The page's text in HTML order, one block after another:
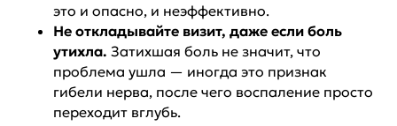
это и опасно, и неэффективно.
Не откладывайте визит, даже если боль
утихла. Затихшая боль не значит, что
проблема ушла — иногда это признак
гибели нерва, после чего воспаление просто
переходит вглубь.